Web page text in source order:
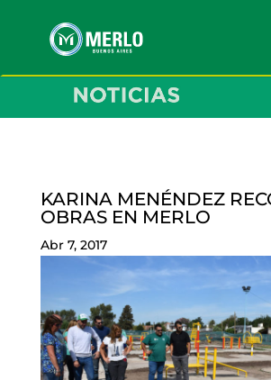
KARINA MENÉNDEZ
OBRAS EN MERLO
Abr 7, 2017